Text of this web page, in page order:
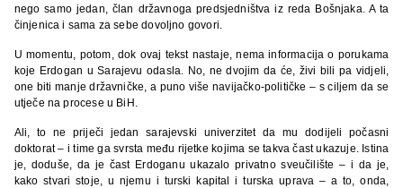
nego samo jedan, član državnoga predsjedništva iz reda Bošnjaka. A ta
činjenica i sama za sebe dovoljno govori.
U momentu, potom, dok ovaj tekst nastaje, nema informacija o porukama
koje Erdogan u Sarajevu odasla. No, ne dvojim da će, živi bili pa vidjeli,
one biti manje državničke, a puno više navijačko-političke – s ciljem da se
utječe na procese u BiH.
Ali, to ne priječi jedan sarajevski univerzitet da mu dodijeli počasni
doktorat – i time ga svrsta među rijetke kojima se takva čast ukazuje. Istina
je, doduše, da je čast Erdoganu ukazalo privatno sveučilište – i da je,
kako stvari stoje, u njemu i turski kapital i turska uprava – a to, onda,